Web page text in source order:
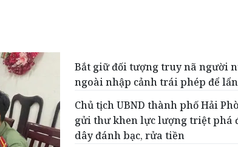
Bắt giữ đối tượng truy nã người
ngoài nhập cảnh trái phép để
Chủ tịch UBND thành phố Hải
gửi thư khen lực lượng triệt phá
dây đánh bạc, rửa tiền